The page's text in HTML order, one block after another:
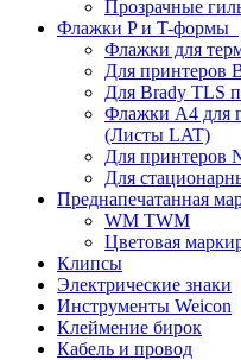
Прозрачные
Флажки P и T-формы
Флажки для
Для принтеров
Для Brady TLS
Флажки A4 для
(Листы LAT)
Для принтеров
Для
Преднапечатанная
WM TWM
Цветовая
Клипсы
Электрические знаки
Инструменты Weicon
Клеймение бирок
Кабель и провод